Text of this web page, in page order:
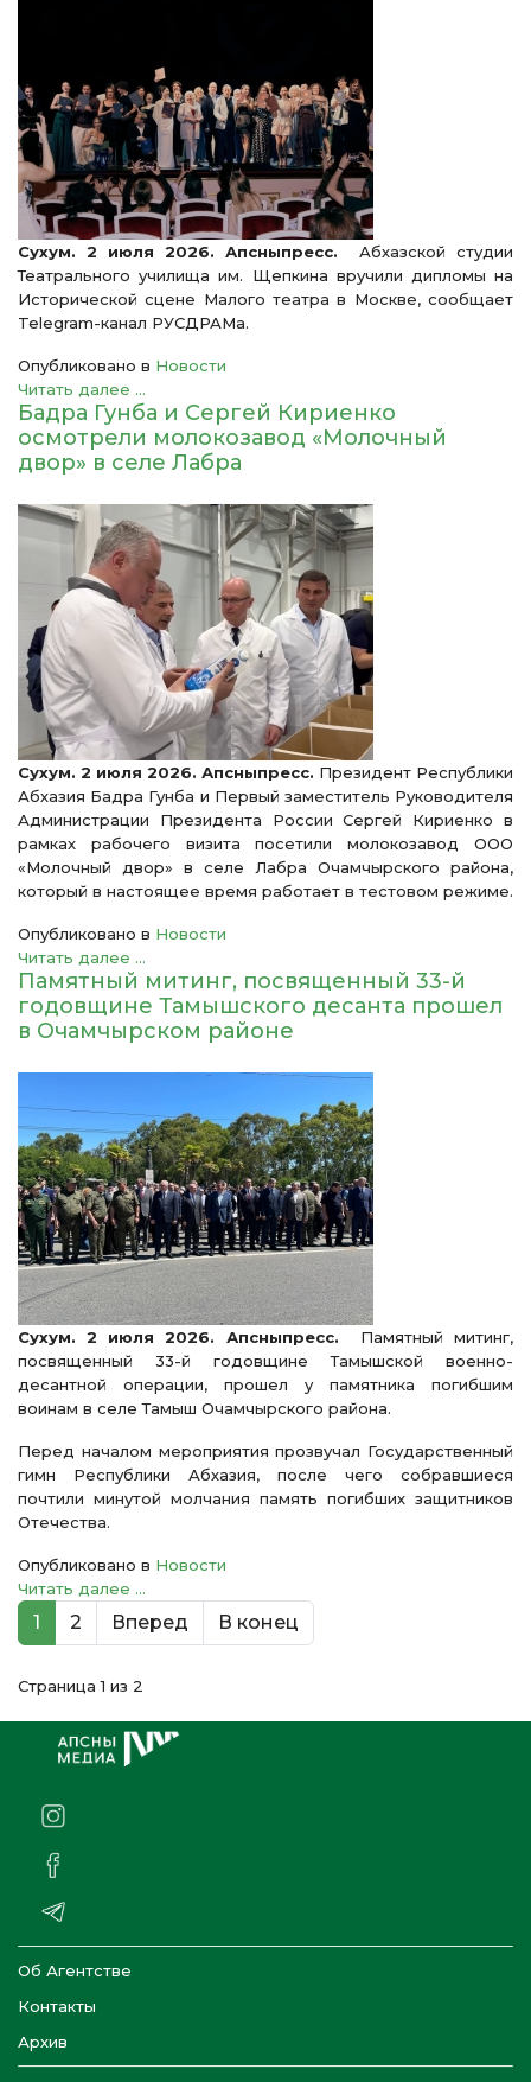
Сухум. 2 июля 2026. Апсныпресс. Абхазской студии
Театрального училища им. Щепкина вручили дипломы на
Исторической сцене Малого театра в Москве, сообщает
Telegram-канал РУСДРАМа.
Опубликовано в Новости
Читать далее ...
Бадра Гунба и Сергей Кириенко
осмотрели молокозавод «Молочный
двор» в селе Лабра
Сухум. 2 июля 2026. Апсныпресс. Президент Республики
Абхазия Бадра Гунба и Первый заместитель Руководителя
Администрации Президента России Сергей Кириенко в
рамках рабочего визита посетили молокозавод ООО
«Молочный двор» в селе Лабра Очамчырского района,
который в настоящее время работает в тестовом режиме.
Опубликовано в Новости
Читать далее ...
Памятный митинг, посвященный 33-й
годовщине Тамышского десанта прошел
в Очамчырском районе
Сухум. 2 июля 2026. Апсныпресс. Памятный митинг,
посвященный 33-й годовщине Тамышской военно-
десантной операции, прошел у памятника погибшим
воинам в селе Тамыш Очамчырского района.
Перед началом мероприятия прозвучал Государственный
гимн Республики Абхазия, после чего собравшиеся
почтили минутой молчания память погибших защитников
Отечества.
Опубликовано в Новости
Читать далее ...
1 2 Вперед В конец
Страница 1 из 2
Об Агентстве
Контакты
Архив